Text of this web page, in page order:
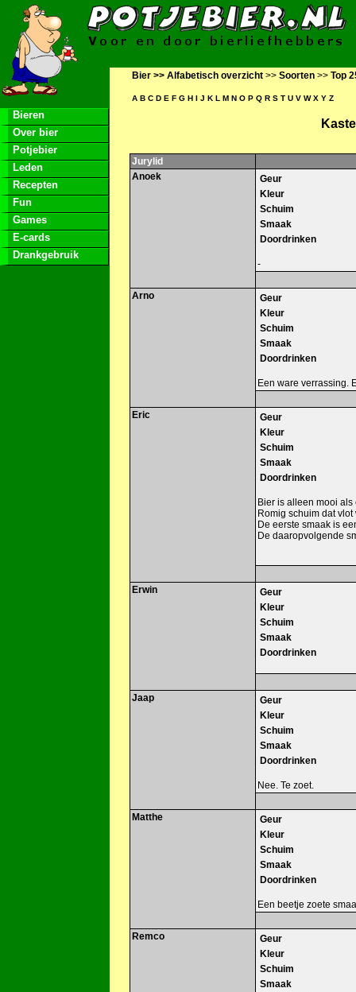
Bieren
Over bier
Potjebier
Leden
Recepten
Fun
Games
E-cards
Drankgebruik
Bier >> Alfabetisch overzicht >> Soorten >> Top
A B C D E F G H I J K L M N O P Q R S T U V W X Y Z
Jurylid
Anoek
Geur
Kleur
Schuim
Smaak
Doordrinken
-
Arno
Geur
Kleur
Schuim
Smaak
Doordrinken
Een ware verrassing.
Eric
Geur
Kleur
Schuim
Smaak
Doordrinken
Bier is alleen mooi
Romig schuim dat
De eerste smaak is
De daaropvolgende
Erwin
Geur
Kleur
Schuim
Smaak
Doordrinken
Jaap
Geur
Kleur
Schuim
Smaak
Doordrinken
Nee. Te zoet.
Matthe
Geur
Kleur
Schuim
Smaak
Doordrinken
Een beetje zoete
Remco
Geur
Kleur
Schuim
Smaak